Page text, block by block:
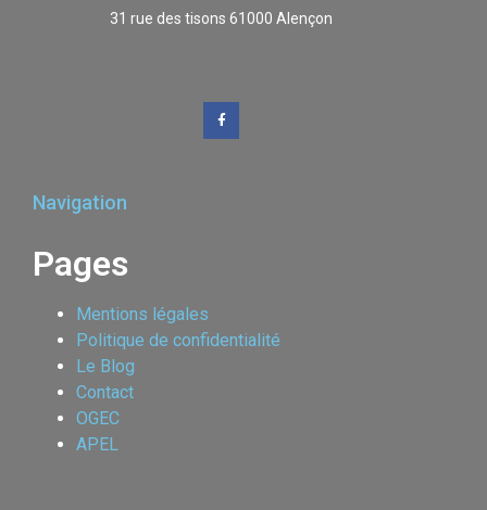
31 rue des tisons 61000 Alençon
Navigation
Pages
Mentions légales
Politique de confidentialité
Le Blog
Contact
OGEC
APEL